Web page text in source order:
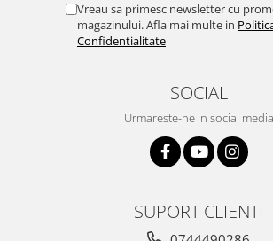
Vreau sa primesc newsletter cu
magazinului. Afla mai multe in
Confidentialitate
SOCIAL
Urmareste-ne in social media
SUPORT CLIENTI